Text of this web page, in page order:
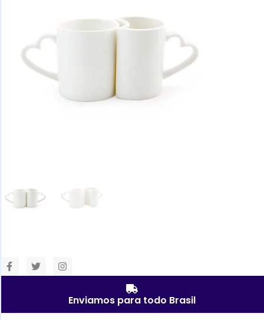
Enviamos para todo Brasil